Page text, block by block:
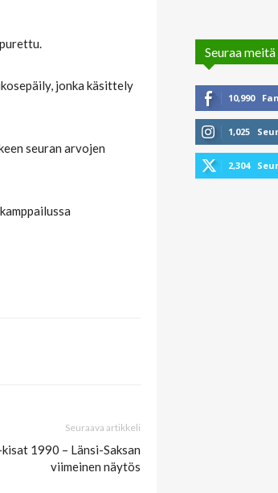
jonka käsittely
seuran arvojen
Seuraava artikkeli
1990 – Länsi-Saksan
viimeinen näytös
Seuraa
10,990
1,025
2,304